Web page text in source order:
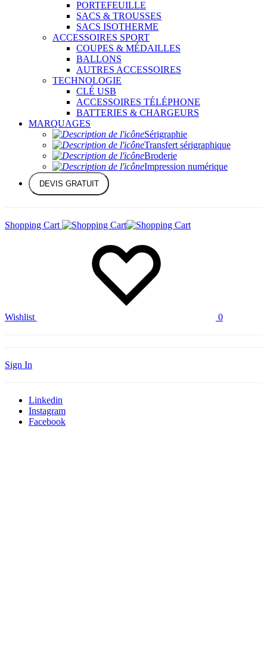
PORTEFEUILLE
SACS & TROUSSES
SACS ISOTHERME
ACCESSOIRES SPORT
COUPES & MÉDAILLES
BALLONS
AUTRES ACCESSOIRES
TECHNOLOGIE
CLÉ USB
ACCESSOIRES TÉLÉPHONE
BATTERIES & CHARGEURS
MARQUAGES
Sérigraphie
Transfert sérigraphique
Broderie
Impression numérique
DEVIS GRATUIT
Shopping Cart
Wishlist 0
Sign In
Linkedin
Instagram
Facebook